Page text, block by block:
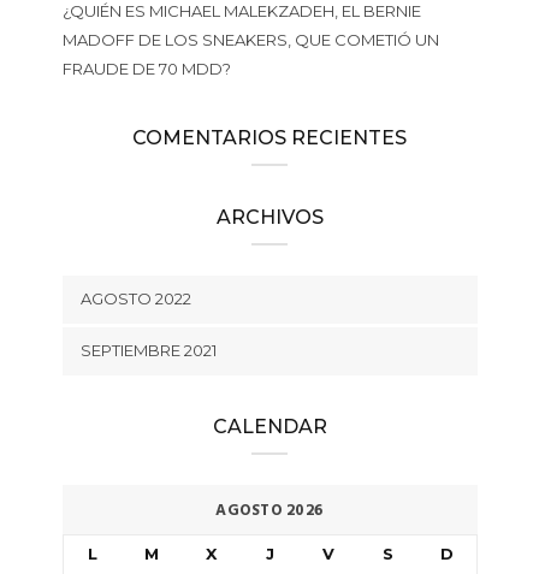
¿QUIÉN ES MICHAEL MALEKZADEH, EL BERNIE
MADOFF DE LOS SNEAKERS, QUE COMETIÓ UN
FRAUDE DE 70 MDD?
COMENTARIOS RECIENTES
ARCHIVOS
AGOSTO 2022
SEPTIEMBRE 2021
CALENDAR
AGOSTO 2026
L M X J V S
D